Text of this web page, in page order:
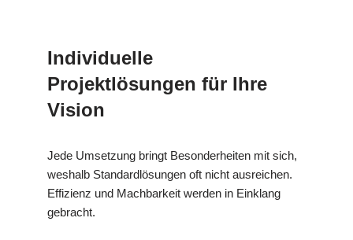
Individuelle
Projektlösungen für Ihre
Vision
Jede Umsetzung bringt Besonderheiten mit sich,
weshalb Standardlösungen oft nicht ausreichen.
Effizienz und Machbarkeit werden in Einklang
gebracht.